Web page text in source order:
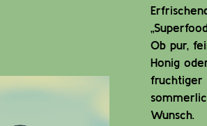
Ob pur,
Honig
fruchtiger
Wunsch.